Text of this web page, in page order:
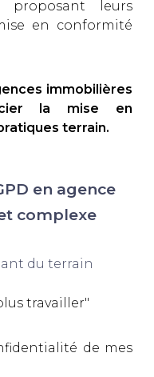
proposant leurs
en conformité
immobilières
la mise en
terrain.
en agence
complexe
du terrain
travailler"
de mes